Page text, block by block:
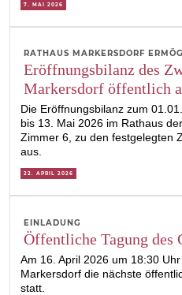
7. MAI 2026
RATHAUS MARKERSDORF
Eröffnungsbilanz des
Markersdorf öffentlich
Die Eröffnungsbilanz zum
bis 13. Mai 2026 im Rathaus
Zimmer 6, zu den festgelegten
aus.
22. APRIL 2026
EINLADUNG
Öffentliche Tagung des
Am 16. April 2026 um 18:30
Markersdorf die nächste
statt.